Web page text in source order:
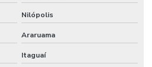
Nilópolis
Araruama
Itaguaí